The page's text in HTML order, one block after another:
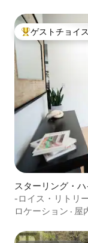
大好評のゲスト
ゲストチョイス
スターリング・
-ロイス・リトリ
ロケーション · 屋